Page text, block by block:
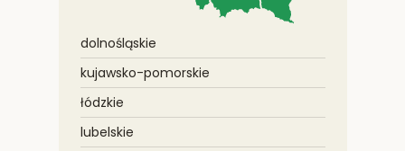
dolnośląskie
kujawsko-pomorskie
łódzkie
lubelskie